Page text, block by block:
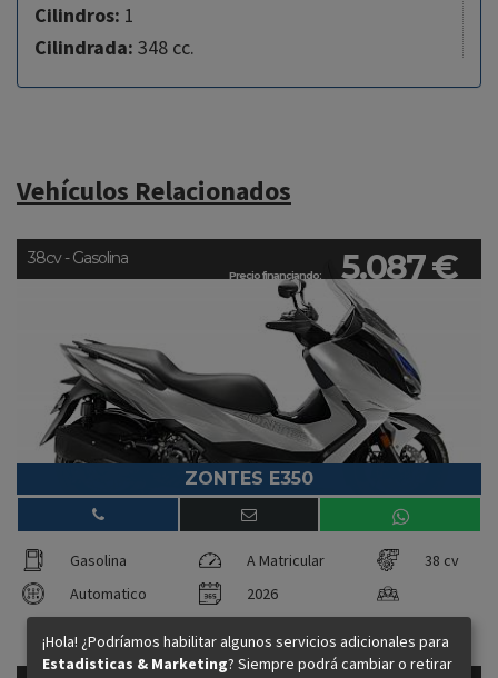
Cilindros: 1
Cilindrada: 348 cc.
Vehículos Relacionados
Precio financiando: 5.087 €
38cv - Gasolina
ZONTES E350
Gasolina A Matricular
38 cv
Automatico
2026
¡Hola! ¿Podríamos habilitar algunos servicios adicionales para
Estadisticas & Marketing? Siempre podrá cambiar o retirar